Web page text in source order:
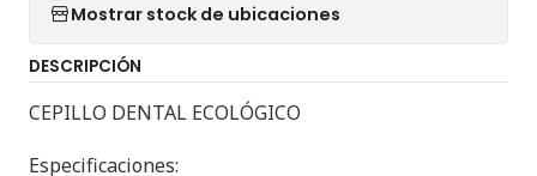
Mostrar stock de ubicaciones
DESCRIPCIÓN
CEPILLO DENTAL ECOLÓGICO
Especificaciones: